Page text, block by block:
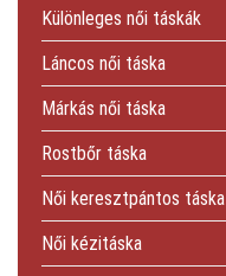
Különleges női táskák
Láncos női táska
Márkás női táska
Rostbőr táska
Női keresztpántos táska
Női kézitáska